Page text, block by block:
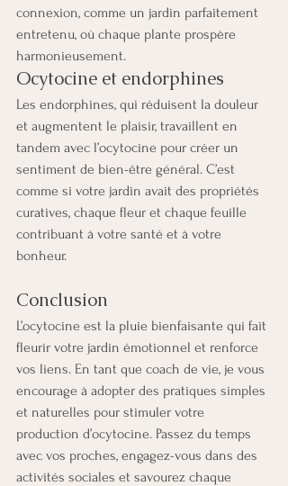
connexion, comme un jardin parfaitement
entretenu, où chaque plante prospère
harmonieusement.
Ocytocine et endorphines
Les endorphines, qui réduisent la douleur
et augmentent le plaisir, travaillent en
tandem avec l’ocytocine pour créer un
sentiment de bien-être général. C’est
comme si votre jardin avait des propriétés
curatives, chaque fleur et chaque feuille
contribuant à votre santé et à votre
bonheur.
Conclusion
L’ocytocine est la pluie bienfaisante qui fait
fleurir votre jardin émotionnel et renforce
vos liens. En tant que coach de vie, je vous
encourage à adopter des pratiques simples
et naturelles pour stimuler votre
production d’ocytocine. Passez du temps
avec vos proches, engagez-vous dans des
activités sociales et savourez chaque